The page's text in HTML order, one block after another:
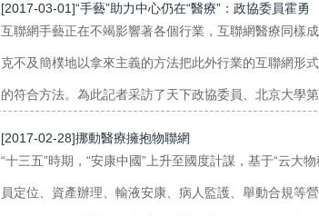
[2017-03-01]“手藝”助力中心仍在“醫療”：政協委員霍勇
互聯網手藝正在不竭影響著各個行業，互聯網醫療同樣
克不及簡樸地以拿來主義的方法把此外行業的互聯網形
的符合方法。為此記者采訪了天下政協委員、北京大學
[2017-02-28]挪動醫療擁抱物聯網
“十三五”時期，“安康中國”上升至國度計謀，基于“云
員定位、資產辦理、輸液安康、病人監護、舉動合規等